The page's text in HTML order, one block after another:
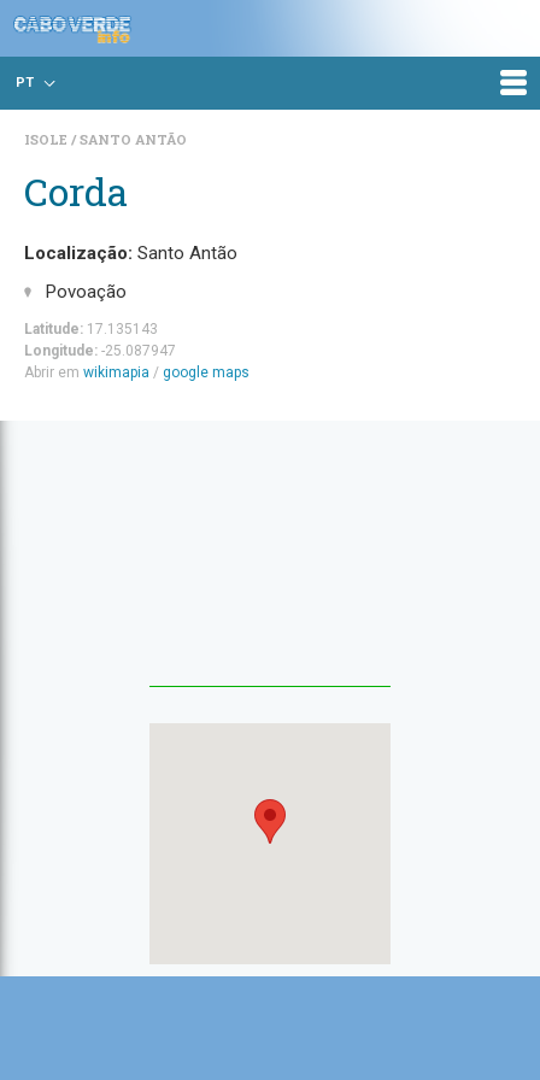
PT
ISOLE SANTO ANTÃO
Corda
Localização: Santo Antão
Povoação
Latitude: 17.135143
Longitude: -25.087947
Abrir em wikimapia / google maps